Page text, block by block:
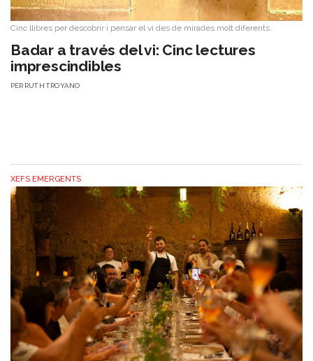
Cinc llibres per descobrir i pensar el vi des de mirades molt diferents.
Badar a través del vi: Cinc lectures
imprescindibles
PER RUTH TROYANO
XEFS EMERGENTS